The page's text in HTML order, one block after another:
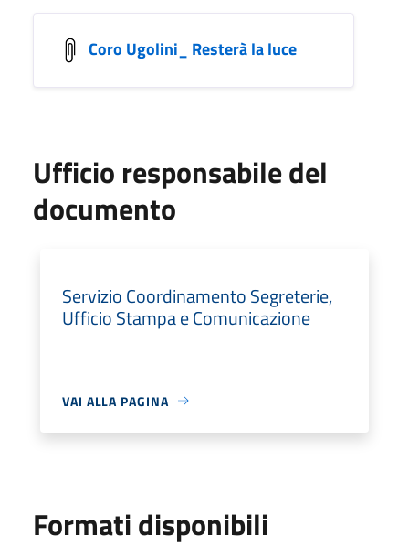
Coro Ugolini_ Resterà la luce
Ufficio responsabile del
documento
Servizio Coordinamento Segreterie,
Ufficio Stampa e Comunicazione
VAI ALLA PAGINA
Formati disponibili